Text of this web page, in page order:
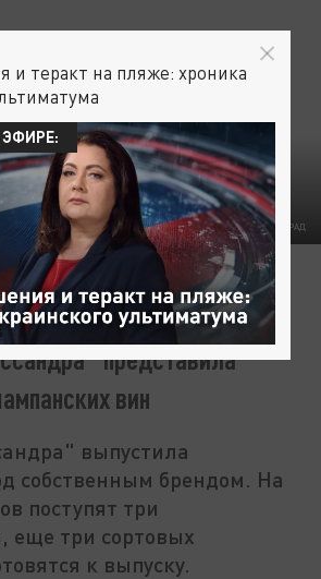
ФОТО: ЦАРЬГРАД
ЭКОНОМИКА КРЫМ
представила
вин
выпустила
собственным брендом. На
поступят три
еще три сортовых
к выпуску.
и теракт на пляже: хроника